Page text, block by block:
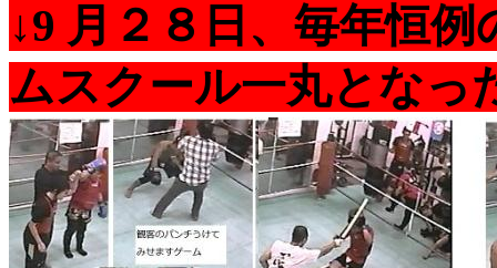
↓9 月２８日、毎年恒
ムスクール一丸となっ